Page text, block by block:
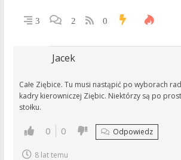
3 2 0
Jacek
Całe Ziębice. Tu musi nastąpić po wyborach
kadry kierowniczej Ziębic. Niektórzy są po
stołku.
0 0 Odpowiedz
8 lat temu